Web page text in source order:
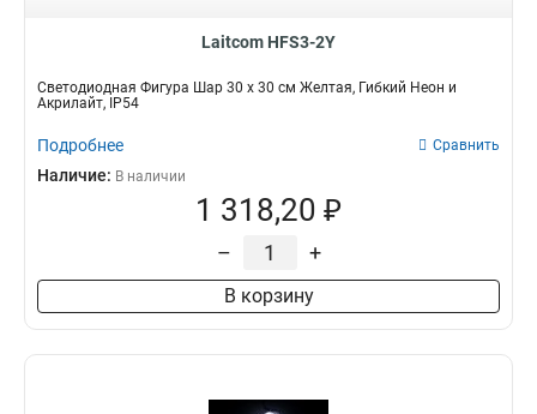
Laitcom HFS3-2Y
Светодиодная Фигура Шар 30 x 30 см Желтая, Гибкий Неон и
Акрилайт, IP54
Подробнее Сравнить
Наличие: В наличии
1 318,20 ₽
– +
В корзину